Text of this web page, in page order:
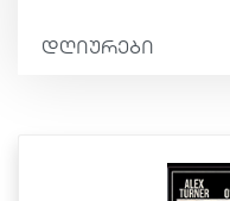
დღიურები